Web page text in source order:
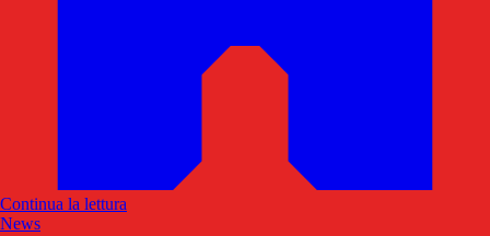
Continua la lettura
News